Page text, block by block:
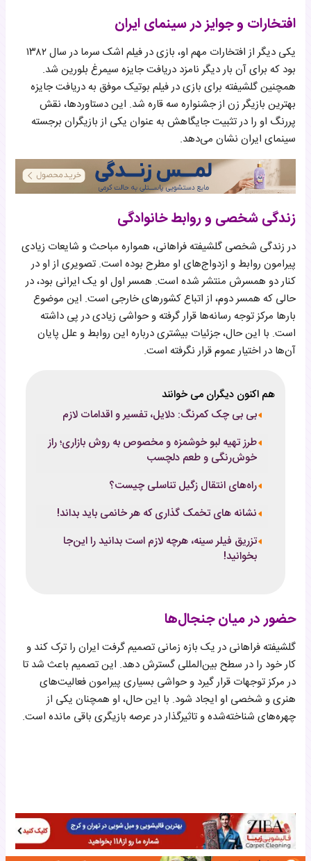
افتخارات و جوایز در سینمای ایران
یکی دیگر از افتخارات مهم او، بازی در فیلم‌ اشک سرما در سال ۱۳۸۲
بود که برای آن بار دیگر نامزد دریافت جایزه سیمرغ بلورین شد.
همچنین گلشیفته برای بازی در فیلم بوتیک موفق به دریافت جایزه
بهترین بازیگر زن از جشنواره سه قاره شد. این دستاوردها، نقش
پررنگ او را در تثبیت جایگاهش به عنوان یکی از بازیگران برجسته
سینمای ایران نشان می‌دهد.
زندگی شخصی و روابط خانوادگی
در زندگی شخصی گلشیفته فراهانی، همواره مباحث و شایعات زیادی
پیرامون روابط و ازدواج‌های او مطرح بوده است. تصویری از او در
کنار دو همسرش منتشر شده است. همسر اول او یک ایرانی بود، در
حالی که همسر دوم، از اتباع کشورهای خارجی است. این موضوع
بارها مرکز توجه رسانه‌ها قرار گرفته و حواشی زیادی در پی داشته
است. با این حال، جزئیات بیشتری درباره این روابط و علل پایان
آن‌ها در اختیار عموم قرار نگرفته است.
هم اکنون دیگران می خوانند
بی بی چک کمرنگ: دلایل، تفسیر و اقدامات لازم
طرز تهیه لبو خوشمزه و مخصوص به روش بازاری؛ راز
خوش‌رنگی و طعم دلچسب
راه‌های انتقال زگیل تناسلی چیست؟
نشانه های تخمک گذاری که هر خانمی باید بداند!
تزریق فیلر سینه، هرچه لازم است بدانید را این‌جا
بخوانید!
حضور در میان جنجال‌ها
گلشیفته فراهانی در یک بازه زمانی تصمیم گرفت ایران را ترک کند و
کار خود را در سطح بین‌المللی گسترش دهد. این تصمیم باعث شد تا
در مرکز توجهات قرار گیرد و حواشی بسیاری پیرامون فعالیت‌های
هنری و شخصی او ایجاد شود. با این حال، او همچنان یکی از
چهره‌های شناخته‌شده و تاثیرگذار در عرصه بازیگری باقی مانده است.